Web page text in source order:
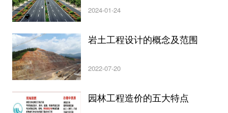
2024-01-24
岩土工程设计的概念及范围
2022-07-20
园林工程造价的五大特点